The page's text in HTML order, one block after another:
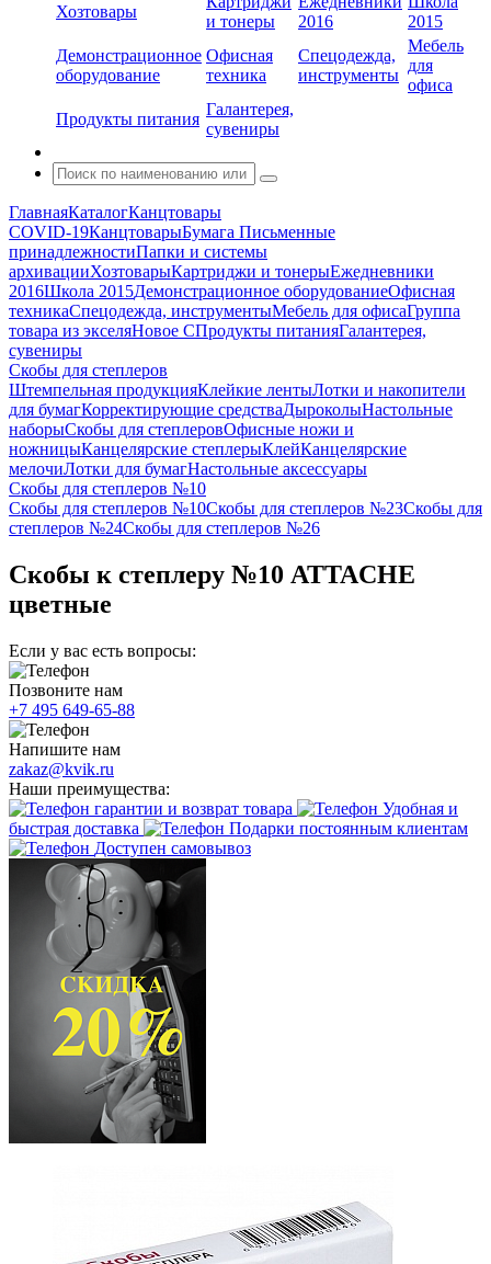
Хозтовары
и тонеры
2016
2015
Демонстрационное
оборудование
Офисная
техника
Спецодежда,
инструменты
Мебель
для
офиса
Продукты питания
Галантерея,
сувениры
ГлавнаяКаталогКанцтовары
COVID-19КанцтоварыБумага Письменные
принадлежностиПапки и системы
архивацииХозтоварыКартриджи и тонерыЕжедневники
2016Школа 2015Демонстрационное оборудованиеОфисная
техникаСпецодежда, инструментыМебель для офисаГруппа
товара из экселяНовое СПродукты питанияГалантерея,
сувениры
Скобы для степлеров
Штемпельная продукцияКлейкие лентыЛотки и накопители
для бумагКорректирующие средстваДыроколыНастольные
наборыСкобы для степлеровОфисные ножи и
ножницыКанцелярские степлерыКлейКанцелярские
мелочиЛотки для бумагНастольные аксессуары
Скобы для степлеров №10
Скобы для степлеров №10Скобы для степлеров №23Скобы для
степлеров №24Скобы для степлеров №26
Скобы к степлеру №10 ATTACHE
цветные
Если у вас есть вопросы:
Позвоните нам
+7 495 649-65-88
Напишите нам
zakaz@kvik.ru
Наши преимущества:
гарантии и возврат товара
Удобная и
быстрая доставка
Подарки постоянным клиентам
Доступен самовывоз